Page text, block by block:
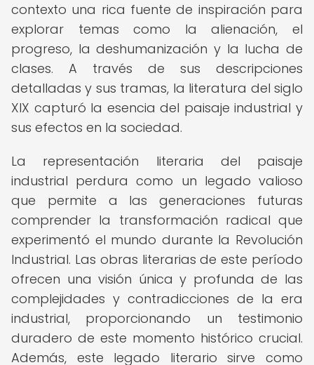
contexto una rica fuente de inspiración para
explorar temas como la alienación, el
progreso, la deshumanización y la lucha de
clases. A través de sus descripciones
detalladas y sus tramas, la literatura del siglo
XIX capturó la esencia del paisaje industrial y
sus efectos en la sociedad.
La representación literaria del paisaje
industrial perdura como un legado valioso
que permite a las generaciones futuras
comprender la transformación radical que
experimentó el mundo durante la Revolución
Industrial. Las obras literarias de este período
ofrecen una visión única y profunda de las
complejidades y contradicciones de la era
industrial, proporcionando un testimonio
duradero de este momento histórico crucial.
Además, este legado literario sirve como